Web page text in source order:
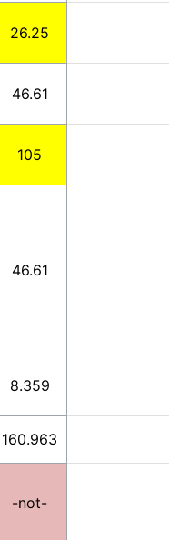
26.25
46.61
105
46.61
8.359
160.963
-not-